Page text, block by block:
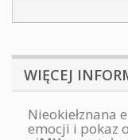
WIĘCEJ
Nieokiełznana
emocji i pokaz